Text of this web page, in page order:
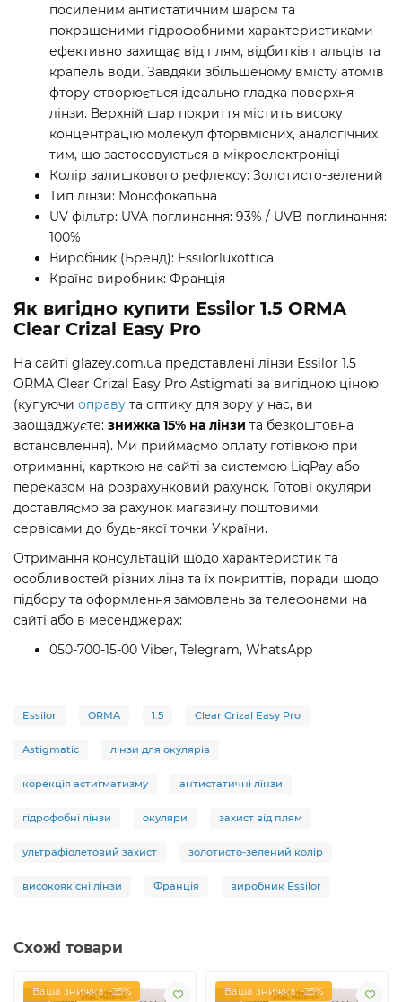
посиленим антистатичним шаром та
покращеними гідрофобними характеристиками
ефективно захищає від плям, відбитків пальців та
крапель води. Завдяки збільшеному вмісту атомів
фтору створюється ідеально гладка поверхня
лінзи. Верхній шар покриття містить високу
концентрацію молекул фторвмісних, аналогічних
тим, що застосовуються в мікроелектроніці
Колір залишкового рефлексу: Золотисто-зелений
Тип лінзи: Монофокальна
UV фільтр: UVA поглинання: 93% / UVB поглинання:
100%
Виробник (Бренд): Essilorluxottica
Країна виробник: Франція
Як вигідно купити Essilor 1.5 ORMA
Clear Crizal Easy Pro
На сайті glazey.com.ua представлені лінзи Essilor 1.5
ORMA Clear Crizal Easy Pro Astigmati за вигідною ціною
(купуючи оправу та оптику для зору у нас, ви
заощаджуєте: знижка 15% на лінзи та безкоштовна
встановлення). Ми приймаємо оплату готівкою при
отриманні, карткою на сайті за системою LiqPay або
переказом на розрахунковий рахунок. Готові окуляри
доставляємо за рахунок магазину поштовими
сервісами до будь-якої точки України.
Отримання консультацій щодо характеристик та
особливостей різних лінз та їх покриттів, поради щодо
підбору та оформлення замовлень за телефонами на
сайті або в месенджерах:
050-700-15-00 Viber, Telegram, WhatsApp
Essilor ORMA 1.5 Clear Crizal Easy Pro
Astigmatic лінзи для окулярів
корекція астигматизму антистатичні лінзи
гідрофобні лінзи окуляри захист від плям
ультрафіолетовий захист золотисто-зелений колір
високоякісні лінзи Франція виробник Essilor
Схожі товари
Ваша знижка: -25% Ваша знижка: -25%